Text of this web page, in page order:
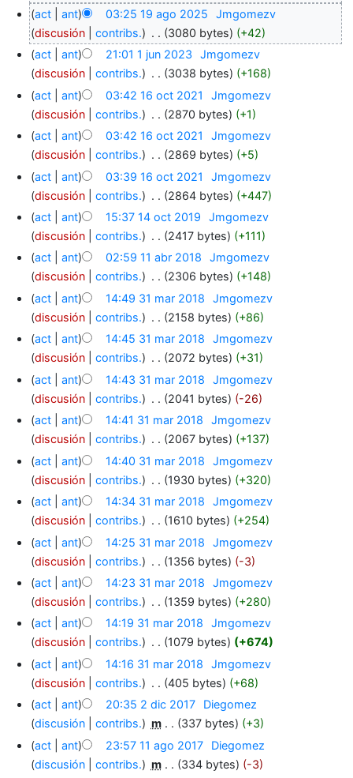
act
ant 03:25 19 ago 2025
Jmgomezv
discusión
contribs. 3080 bytes
+42
act
ant 21:01 1 jun 2023
Jmgomezv
discusión
contribs. 3038 bytes
+168
act
ant 03:42 16 oct 2021
Jmgomezv
discusión
contribs. 2870 bytes
+1
act
ant 03:42 16 oct 2021
Jmgomezv
discusión
contribs. 2869 bytes
+5
act
ant 03:39 16 oct 2021
Jmgomezv
discusión
contribs. 2864 bytes
+447
act
ant 15:37 14 oct 2019
Jmgomezv
discusión
contribs. 2417 bytes
+111
act
ant 02:59 11 abr 2018
Jmgomezv
discusión
contribs. 2306 bytes
+148
act
ant 14:49 31 mar 2018
Jmgomezv
discusión
contribs. 2158 bytes
+86
act
ant 14:45 31 mar 2018
Jmgomezv
discusión
contribs. 2072 bytes
+31
act
ant 14:43 31 mar 2018
Jmgomezv
discusión
contribs. 2041 bytes
-26
act
ant 14:41 31 mar 2018
Jmgomezv
discusión
contribs. 2067 bytes
+137
act
ant 14:40 31 mar 2018
Jmgomezv
discusión
contribs. 1930 bytes
+320
act
ant 14:34 31 mar 2018
Jmgomezv
discusión
contribs. 1610 bytes
+254
act
ant 14:25 31 mar 2018
Jmgomezv
discusión
contribs. 1356 bytes
-3
act
ant 14:23 31 mar 2018
Jmgomezv
discusión
contribs. 1359 bytes
+280
act
ant 14:19 31 mar 2018
Jmgomezv
discusión
contribs. 1079 bytes
+674
act
ant 14:16 31 mar 2018
Jmgomezv
discusión
contribs. 405 bytes
+68
act
ant 20:35 2 dic 2017
Diegomez
discusión
contribs. m 337 bytes
+3
act
ant 23:57 11 ago 2017
Diegomez
discusión
contribs. m 334 bytes
-3